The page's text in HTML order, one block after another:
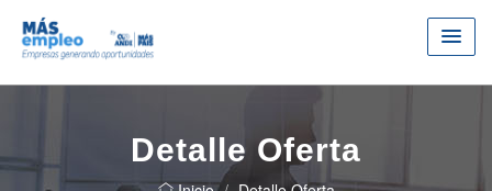
Detalle Oferta